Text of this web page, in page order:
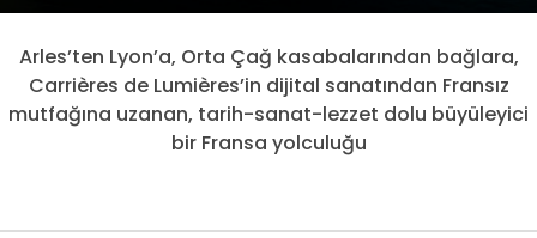
Arles’ten Lyon’a, Orta Çağ kasabalarından bağlara,
Carrières de Lumières’in dijital sanatından Fransız
mutfağına uzanan, tarih-sanat-lezzet dolu büyüleyici
bir Fransa yolculuğu